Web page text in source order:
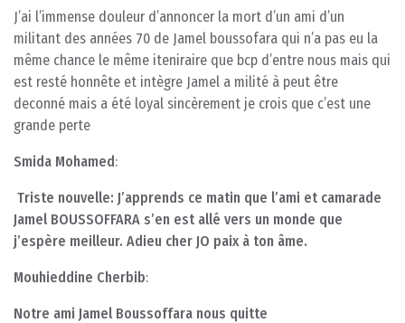
J’ai l’immense douleur d’annoncer la mort d’un ami d’un
militant des années 70 de Jamel boussofara qui n’a pas eu la
même chance le même iteniraire que bcp d’entre nous mais qui
est resté honnête et intègre Jamel a milité à peut être
deconné mais a été loyal sincèrement je crois que c’est une
grande perte
Smida Mohamed:
Triste nouvelle: J’apprends ce matin que l’ami et camarade
Jamel BOUSSOFFARA s’en est allé vers un monde que
j’espère meilleur. Adieu cher JO paix à ton âme.
Mouhieddine Cherbib:
Notre ami Jamel Boussoffara nous quitte